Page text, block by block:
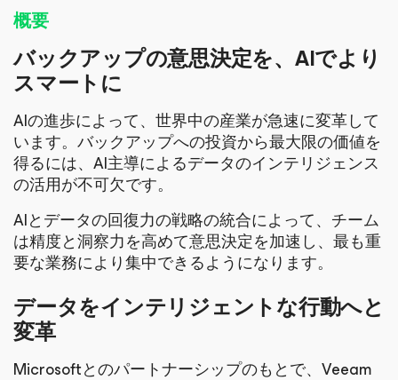
概要
バックアップの意思決定を、AIでより
スマートに
AIの進歩によって、世界中の産業が急速に変革して
います。バックアップへの投資から最大限の価値を
得るには、AI主導によるデータのインテリジェンス
の活用が不可欠です。
AIとデータの回復力の戦略の統合によって、チーム
は精度と洞察力を高めて意思決定を加速し、最も重
要な業務により集中できるようになります。
データをインテリジェントな行動へと
変革
Microsoftとのパートナーシップのもとで、Veeam